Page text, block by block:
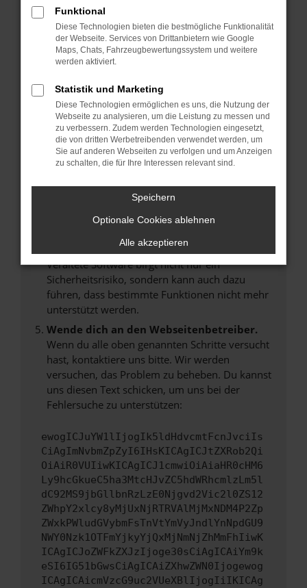
Überprüfe deine Firewall und deine
Internetverbindung.
Laden andere Webseiten, zum Beispiel deine
Suchmaschine?
Manche Erweiterungen, wie Werbeblocker,
können das Laden bestimmter Seiten
verhindern. Funktioniert die Seite in einem
anderen Browser oder in einem privaten
Fenster?
Starte dein Gerät neu.
Das kann manchmal helfen, vorübergehende
Probleme zu beheben.
Stelle sicher, dass dein Browser und dein
Veraltete Software birgt nicht nur ein
Sicherheitsrisiko, sondern kann auch dazu
führen, dass bestimmte Funktionen nicht mehr
unterstützt werden.
Wende dich an den Webseitenbetreiber.
Wenn du alle oben genannten Schritte versucht
hast, kontaktiere uns bitte. Wir werden
versuchen, das Problem zu beheben. Du kannst
uns diesen Text schicken, um uns bei der
Fehlersuche zu unterstützen:
ewogICJuYW1lIjogIk5ldHdvcmtFcnJvciIs
CiAgImNvbmZpZyI6IHsKICAgICJtZXRob2Qi
OiAiR0VUIiwKICAgICJ1cmwiOiAiaHR0cHM6
Ly9hcGkueC5ha3MtcHJvZC5hdWRhcmlzLm5l
dC92MS9jbGllbnRzLzE0Njgvd2Vic2l0ZS12
ZWhpY2xlcy8yMjUxNjRTRVAlMjMxNDM4P2Zp
ZWxkPWludGVybmFsTnVtYmVyJndlYnNpdGU9
NWY0Nzk1OTFmYjkyYjQxMjNmNjZhMmFhIiwK
ICAgICJoZWFkZXJzIjoge30sCiAgICAiYm9k
eSI6IG51bGwsCiAgICAiZXhwZWN0Ijogewog
ICAgICAicmVzcG9uc2VUeXBlIjogIiIKICAg
Funktional
Diese Technologien bieten die bestmögliche Funktionalität
der Webseite. Services von Drittanbietern wie Google
Maps, Chats, Fahrzeugbewertungssystem und weitere
werden aktiviert.
Statistik und Marketing
Diese Technologien ermöglichen es uns, die Nutzung der
Webseite zu analysieren, um die Leistung zu messen und
zu verbessern. Zudem werden Technologien eingesetzt,
die von dritten Werbetreibenden verwendet werden, um
Sie auf anderen Webseiten zu verfolgen und um Anzeigen
zu schalten, die für Ihre Interessen relevant sind.
Speichern
Optionale Cookies ablehnen
Alle akzeptieren